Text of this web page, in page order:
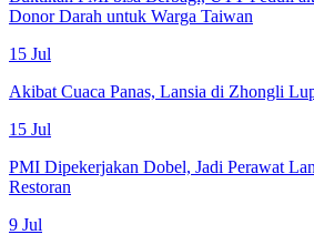
Donor Darah untuk Warga Taiwan
15 Jul
Akibat Cuaca Panas, Lansia di Zhongli
15 Jul
PMI Dipekerjakan Dobel, Jadi Perawat
Restoran
9 Jul